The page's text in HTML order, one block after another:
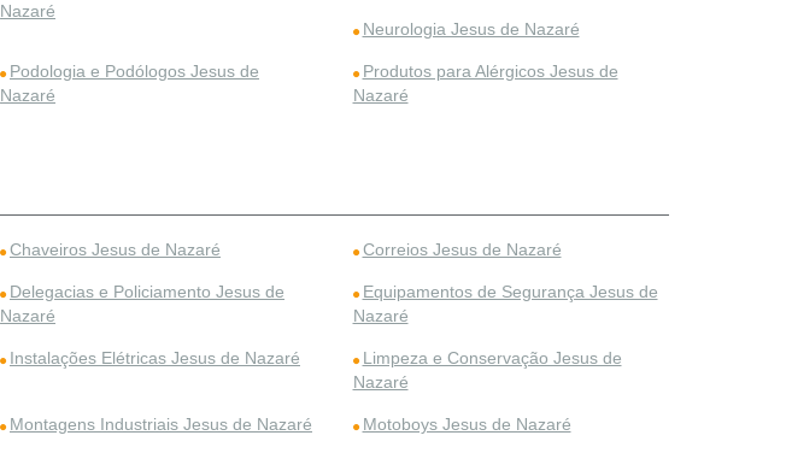
Nazaré
Neurologia Jesus de Nazaré
Podologia e Podólogos Jesus de
Nazaré
Produtos para Alérgicos Jesus de
Nazaré
Chaveiros Jesus de Nazaré Correios Jesus de Nazaré
Delegacias e Policiamento Jesus de
Nazaré
Equipamentos de Segurança Jesus de
Nazaré
Instalações Elétricas Jesus de Nazaré
Limpeza e Conservação Jesus de
Nazaré
Montagens Industriais Jesus de Nazaré Motoboys Jesus de Nazaré